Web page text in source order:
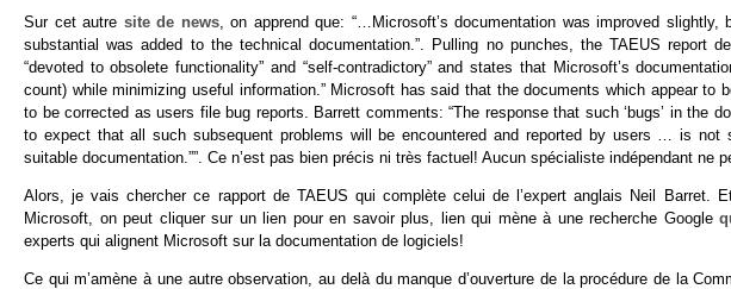
Sur cet autre site de news, on apprend que: “…Microsoft’s documentation was improved
substantial was added to the technical documentation.”. Pulling no punches, the TAEUS report
“devoted to obsolete functionality” and “self-contradictory” and states that Microsoft’s
count) while minimizing useful information.” Microsoft has said that the documents which appear to
to be corrected as users file bug reports. Barrett comments: “The response that such ‘bugs’ in the
to expect that all such subsequent problems will be encountered and reported by users … is not
suitable documentation.””. Ce n’est pas bien précis ni très factuel! Aucun spécialiste indépendant ne
Alors, je vais chercher ce rapport de TAEUS qui complète celui de l’expert anglais Neil Barret.
Microsoft, on peut cliquer sur un lien pour en savoir plus, lien qui mène à une recherche Google
experts qui alignent Microsoft sur la documentation de logiciels!
Ce qui m’amène à une autre observation, au delà du manque d’ouverture de la procédure de la